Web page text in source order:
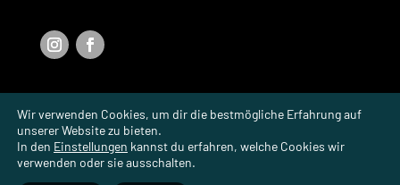
Wir verwenden Cookies, um dir die bestmögliche Erfahrung auf
unserer Website zu bieten.
In den Einstellungen kannst du erfahren, welche Cookies wir
verwenden oder sie ausschalten.